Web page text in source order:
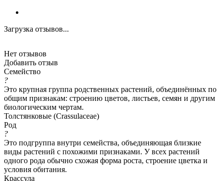
Загрузка отзывов...
Нет отзывов
Добавить отзыв
Семейство
?
Это крупная группа родственных растений, объединённых по
общим признакам: строению цветов, листьев, семян и другим
биологическим чертам.
Толстянковые (Crassulaceae)
Род
?
Это подгруппа внутри семейства, объединяющая близкие
виды растений с похожими признаками. У всех растений
одного рода обычно схожая форма роста, строение цветка и
условия обитания.
Крассула